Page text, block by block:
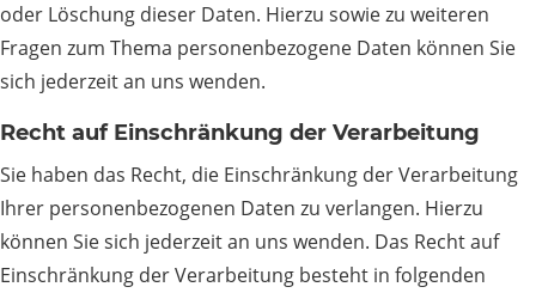
oder Löschung dieser Daten. Hierzu sowie zu weiteren
Fragen zum Thema personenbezogene Daten können Sie
sich jederzeit an uns wenden.
Recht auf Einschränkung der Verarbeitung
Sie haben das Recht, die Einschränkung der Verarbeitung
Ihrer personenbezogenen Daten zu verlangen. Hierzu
können Sie sich jederzeit an uns wenden. Das Recht auf
Einschränkung der Verarbeitung besteht in folgenden